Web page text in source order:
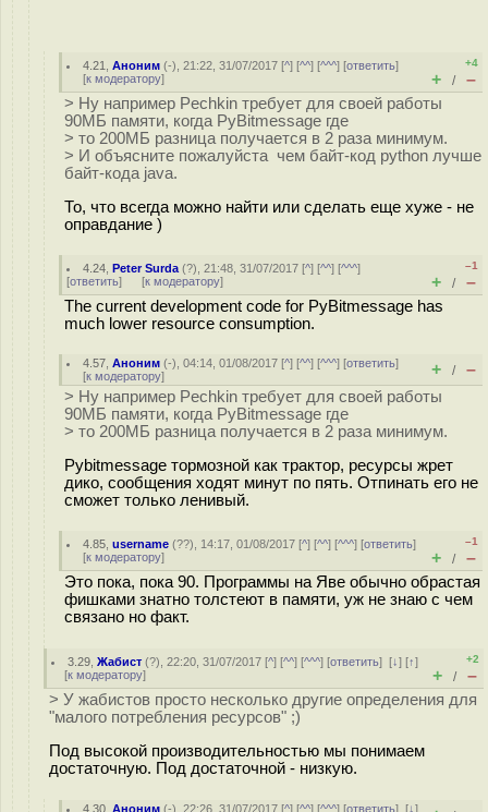
4.21 ,Аноним (-), 21:22, 31/07/2017 [^] [^^] [^^^] [ответить]
[к модератору]
+4
+ / –
> Ну например Pechkin требует для своей работы
90МБ памяти, когда PyBitmessage где
> то 200МБ разница получается в 2 раза минимум.
> И объясните пожалуйста чем байт-код python лучше
байт-кода java.
То, что всегда можно найти или сделать еще хуже - не
оправдание )
4.24 ,Peter Surda (?), 21:48, 31/07/2017 [^] [^^] [^^^]
[ответить] [к модератору]
–1
+ / –
The current development code for PyBitmessage has
much lower resource consumption.
4.57 ,Аноним (-), 04:14, 01/08/2017 [^] [^^] [^^^] [ответить]
[к модератору] + / –
> Ну например Pechkin требует для своей работы
90МБ памяти, когда PyBitmessage где
> то 200МБ разница получается в 2 раза минимум.
Pybitmessage тормозной как трактор, ресурсы жрет
дико, сообщения ходят минут по пять. Отпинать его не
сможет только ленивый.
4.85 ,username (??), 14:17, 01/08/2017 [^] [^^] [^^^] [ответить]
[к модератору]
–1
+ / –
Это пока, пока 90. Программы на Яве обычно обрастая
фишками знатно толстеют в памяти, уж не знаю с чем
связано но факт.
3.29 ,Жабист (?), 22:20, 31/07/2017 [^] [^^] [^^^] [ответить][↓] [↑]
[к модератору]
+2
+ / –
> У жабистов просто несколько другие определения для
"малого потребления ресурсов" ;)
Под высокой производительностью мы понимаем
достаточную. Под достаточной - низкую.
4.30 ,Аноним (-), 22:26, 31/07/2017 [^] [^^] [^^^] [ответить][↓]